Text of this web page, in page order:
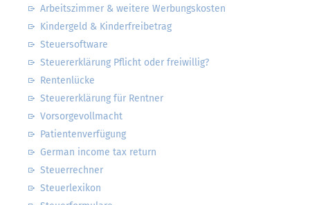
Arbeitszimmer & weitere Werbungskosten
Kindergeld & Kinderfreibetrag
Steuersoftware
Steuererklärung Pflicht oder freiwillig?
Rentenlücke
Steuererklärung für Rentner
Vorsorgevollmacht
Patientenverfügung
German income tax return
Steuerrechner
Steuerlexikon